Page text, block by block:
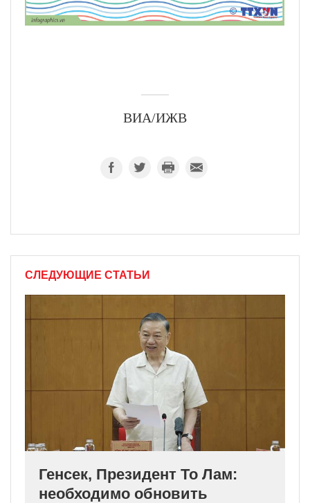
ВИА/ИЖВ
СЛЕДУЮЩИЕ СТАТЬИ
Генсек, Президент То Лам:
необходимо обновить